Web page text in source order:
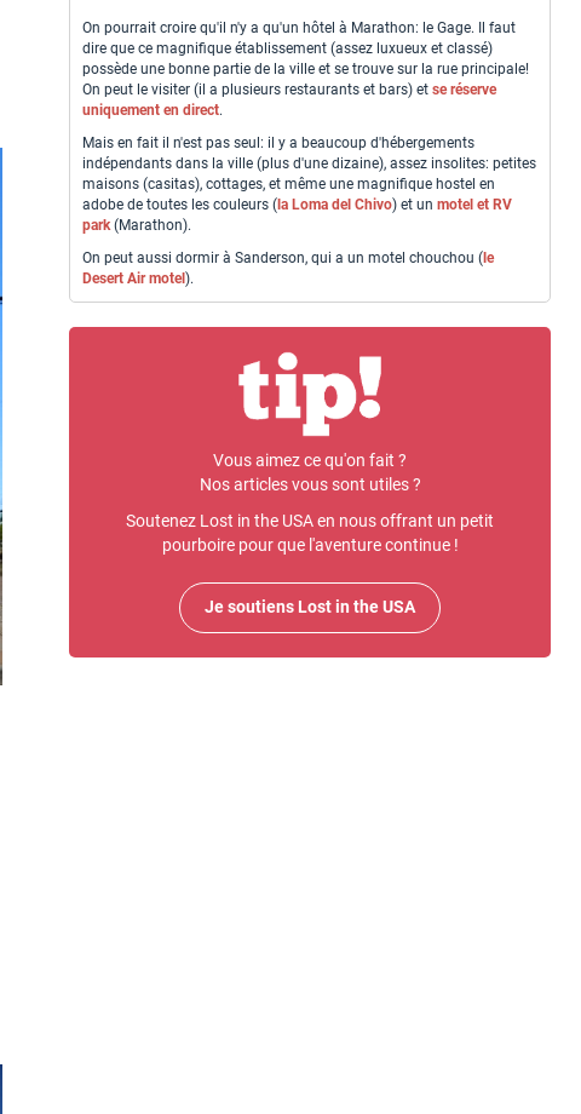
On pourrait croire qu'il n'y a qu'un hôtel à Marathon: le Gage. Il faut
dire que ce magnifique établissement (assez luxueux et classé)
possède une bonne partie de la ville et se trouve sur la rue principale!
On peut le visiter (il a plusieurs restaurants et bars) et se réserve
uniquement en direct.
Mais en fait il n'est pas seul: il y a beaucoup d'hébergements
indépendants dans la ville (plus d'une dizaine), assez insolites: petites
maisons (casitas), cottages, et même une magnifique hostel en
adobe de toutes les couleurs (la Loma del Chivo) et un motel et RV
park (Marathon).
On peut aussi dormir à Sanderson, qui a un motel chouchou (le
Desert Air motel).
Vous aimez ce qu'on fait ?
Nos articles vous sont utiles ?
Soutenez Lost in the USA en nous offrant un petit
pourboire pour que l'aventure continue !
Je soutiens Lost in the USA